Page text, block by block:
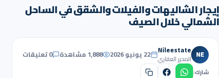
إيجار الشاليهات والفيلات والشقق في الساحل
الشمالي خلال الصيف
NE
Nileestate
المحرر العقاري 22 يونيو 2026 1,888 مشاهدة 0 تعليقات
شارك: